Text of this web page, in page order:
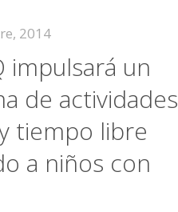
2014
impulsará un
de actividades
tiempo libre
a niños con